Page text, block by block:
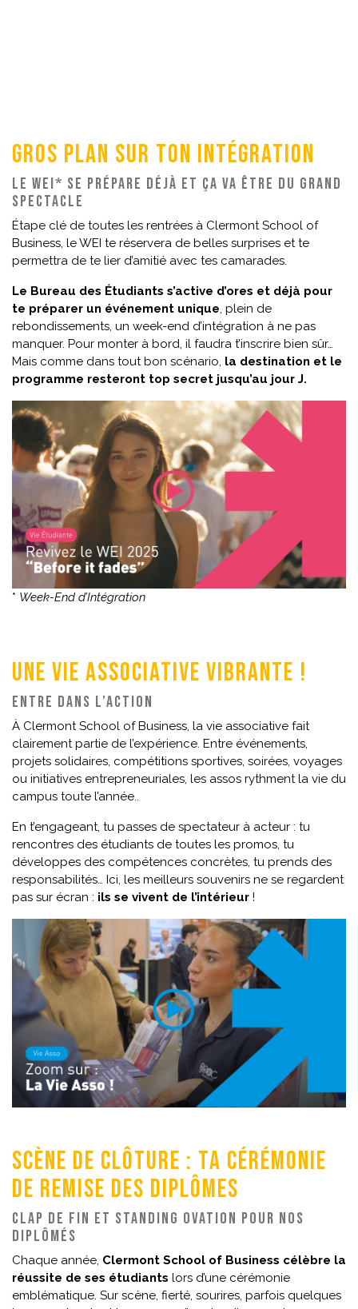
Gros plan sur ton intégration
Le WEI* se prépare déjà et ça va être du grand
spectacle
Étape clé de toutes les rentrées à Clermont School of
Business, le WEI te réservera de belles surprises et te
permettra de te lier d’amitié avec tes camarades.
Le Bureau des Étudiants s’active d’ores et déjà pour
te préparer un événement unique, plein de
rebondissements, un week-end d’intégration à ne pas
manquer. Pour monter à bord, il faudra t’inscrire bien sûr…
Mais comme dans tout bon scénario, la destination et le
programme resteront top secret jusqu’au jour J.
* Week-End d’Intégration
Une Vie Associative vibrante !
Entre dans l’action
À Clermont School of Business, la vie associative fait
clairement partie de l’expérience. Entre événements,
projets solidaires, compétitions sportives, soirées, voyages
ou initiatives entrepreneuriales, les assos rythment la vie du
campus toute l’année..
En t’engageant, tu passes de spectateur à acteur : tu
rencontres des étudiants de toutes les promos, tu
développes des compétences concrètes, tu prends des
responsabilités… Ici, les meilleurs souvenirs ne se regardent
pas sur écran : ils se vivent de l’intérieur !
Scène de clôture : ta cérémonie
de remise des diplômes
Clap de fin et standing ovation pour nos
diplômés
Chaque année, Clermont School of Business célèbre la
réussite de ses étudiants lors d’une cérémonie
emblématique. Sur scène, fierté, sourires, parfois quelques